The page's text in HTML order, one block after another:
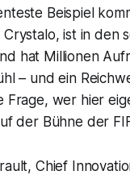
Beispiel
Crystalo, ist in den
hat Millionen
– und ein
Frage, wer hier
der Bühne der
Chief